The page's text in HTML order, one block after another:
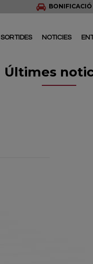
BONIFICACIÓ
SORTIDES NOTICIES
Últimes